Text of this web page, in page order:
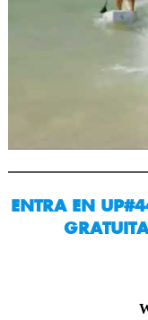
ENTRA EN